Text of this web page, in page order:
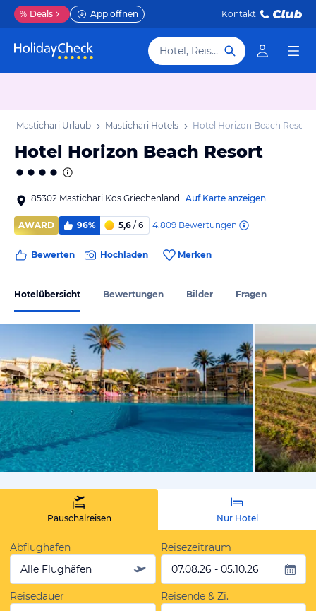
% Deals App öffnen Kontakt
Hotel, Reiseziel
Mastichari Urlaub Mastichari Hotels Hotel Horizon Beach Resort
Hotel Horizon Beach Resort
85302 Mastichari Kos Griechenland Auf Karte anzeigen
AWARD 96% 5,6 / 6 4.809 Bewertungen
Bewerten Hochladen Merken
Hotelübersicht Bewertungen Bilder Fragen
vom
Pauschalreisen Nur Hotel
Abflughafen
Alle Flughäfen
Reisezeitraum
07.08.26 - 05.10.26
Reisedauer
Reisende & Zi.